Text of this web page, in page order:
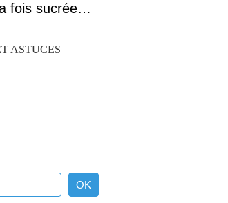
Allergique au gluten, lactose (et caséine) et passionnée de cuisine, j'élabore des recettes à la fois sucrées et salées. Ayant plusieurs maladies auto immunes, j'essaie de proposer des recettes un maximum IG Bas, en portant une attention particulière sur les aliments utilisés (apports, vitamines, nutriments..). Je fais également bcp de sport donc une bonne alimentation est primordiale!
ASTUCES